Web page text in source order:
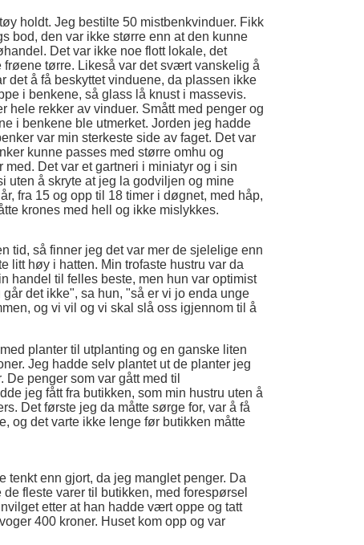
holdt. Jeg bestilte 50 mistbenkvinduer. Fikk
bod, den var ikke større enn at den kunne
Det var ikke noe flott lokale, det
tørre. Likeså var det svært vanskelig å
det å få beskyttet vinduene, da plassen ikke
i benkene, så glass lå knust i massevis.
hele rekker av vinduer. Smått med penger og
i benkene ble utmerket. Jorden jeg hadde
var min sterkeste side av faget. Det var
kunne passes med større omhu og
Det var et gartneri i miniatyr og i sin
uten å skryte at jeg la godviljen og mine
fra 15 og opp til 18 timer i døgnet, med håp,
krones med hell og ikke mislykkes.
tid, så finner jeg det var mer de sjelelige enn
litt høy i hatten. Min trofaste hustru var da
handel til felles beste, men hun var optimist
det ikke", sa hun, "så er vi jo enda unge
og vi vil og vi skal slå oss igjennom til å
planter til utplanting og en ganske liten
Jeg hadde selv plantet ut de planter jeg
penger som var gått med til
jeg fått fra butikken, som min hustru uten å
Det første jeg da måtte sørge for, var å få
og det varte ikke lenge før butikken måtte
tenkt enn gjort, da jeg manglet penger. Da
fleste varer til butikken, med forespørsel
etter at han hadde vært oppe og tatt
400 kroner. Huset kom opp og var